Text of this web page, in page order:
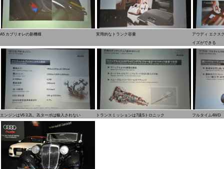
A5 カブリオレの新機構 実用的なトランク容量
アウディ エクス
イズができる
エンジンはV6 3.2L。2Lターボは輸入されない トランスミッションは7速Sトロニック フルタイム4WD